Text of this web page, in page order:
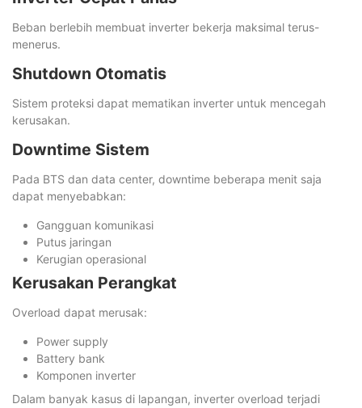
Beban berlebih membuat inverter bekerja maksimal terus-
menerus.
Shutdown Otomatis
Sistem proteksi dapat mematikan inverter untuk mencegah
kerusakan.
Downtime Sistem
Pada BTS dan data center, downtime beberapa menit saja
dapat menyebabkan:
Gangguan komunikasi
Putus jaringan
Kerugian operasional
Kerusakan Perangkat
Overload dapat merusak:
Power supply
Battery bank
Komponen inverter
Dalam banyak kasus di lapangan, inverter overload terjadi